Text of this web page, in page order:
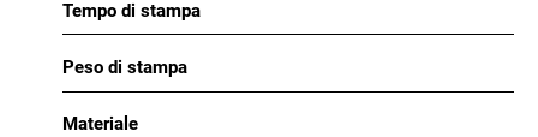
Tempo di stampa
Peso di stampa
Materiale